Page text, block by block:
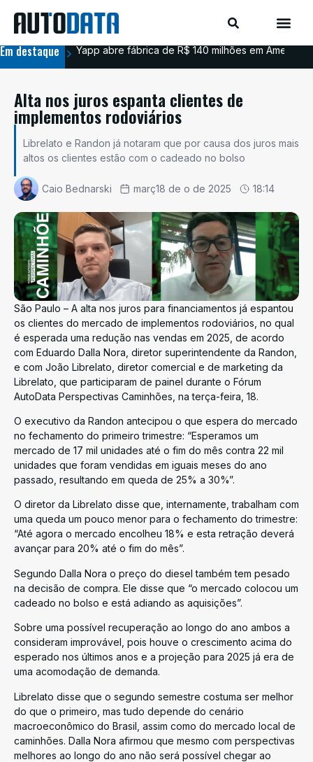
Em destaque Yapp abre fábrica de R$ 140 milhões em
Alta nos juros espanta clientes de
implementos rodoviários
Librelato e Randon já notaram que por causa dos juros mais
altos os clientes estão com o cadeado no bolso
Caio Bednarski març18 de o de 2025 18:14
São Paulo – A alta nos juros para financiamentos já espantou
os clientes do mercado de implementos rodoviários, no qual
é esperada uma redução nas vendas em 2025, de acordo
com Eduardo Dalla Nora, diretor superintendente da Randon,
e com João Librelato, diretor comercial e de marketing da
Librelato, que participaram de painel durante o Fórum
AutoData Perspectivas Caminhões, na terça-feira, 18.
O executivo da Randon antecipou o que espera do mercado
no fechamento do primeiro trimestre: “Esperamos um
mercado de 17 mil unidades até o fim do mês contra 22 mil
unidades que foram vendidas em iguais meses do ano
passado, resultando em queda de 25% a 30%”.
O diretor da Librelato disse que, internamente, trabalham com
uma queda um pouco menor para o fechamento do trimestre:
“Até agora o mercado encolheu 18% e esta retração deverá
avançar para 20% até o fim do mês”.
Segundo Dalla Nora o preço do diesel também tem pesado
na decisão de compra. Ele disse que “o mercado colocou um
cadeado no bolso e está adiando as aquisições”.
Sobre uma possível recuperação ao longo do ano ambos a
consideram improvável, pois houve o crescimento acima do
esperado nos últimos anos e a projeção para 2025 já era de
uma acomodação de demanda.
Librelato disse que o segundo semestre costuma ser melhor
do que o primeiro, mas tudo depende do cenário
macroeconômico do Brasil, assim como do mercado local de
caminhões. Dalla Nora afirmou que mesmo com perspectivas
melhores ao longo do ano não será possível chegar ao